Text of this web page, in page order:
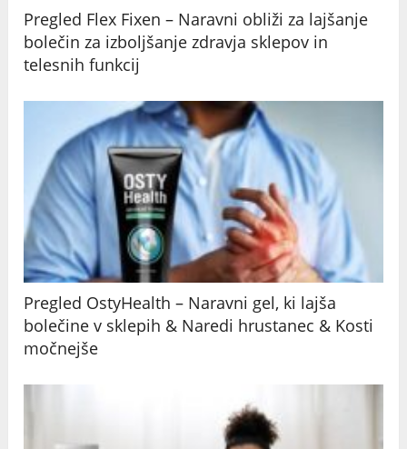
Pregled Flex Fixen – Naravni obliži za lajšanje
bolečin za izboljšanje zdravja sklepov in
telesnih funkcij
Pregled OstyHealth – Naravni gel, ki lajša
bolečine v sklepih & Naredi hrustanec & Kosti
močnejše